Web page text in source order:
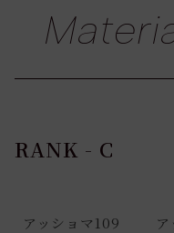
RANK - C
アッショマ109